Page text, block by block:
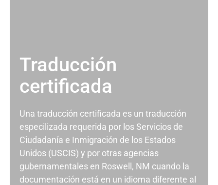
Traducción
certificada
Una traducción certificada es un traducción
especilizada requerida por los Servicios de
Ciudadanía e Inmigración de los Estados
Unidos (USCIS) y por otras agencias
gubernamentales en Roswell, NM cuando la
documentación está en un idioma diferente al